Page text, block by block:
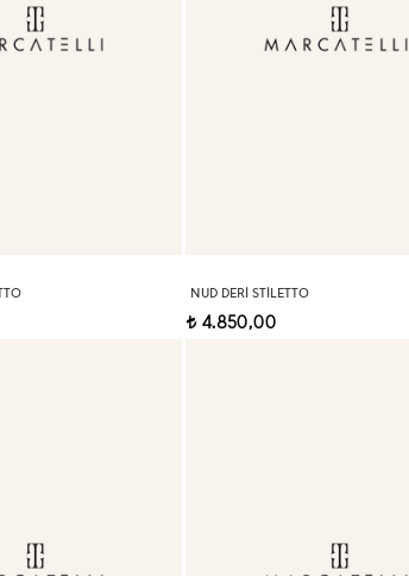
NUD DERI STILETTO
t4.850,00